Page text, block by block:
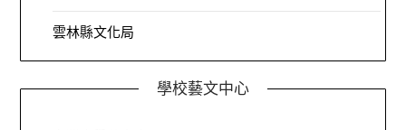
雲林縣文化局
學校藝文中心